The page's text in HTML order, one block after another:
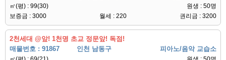
㎡(평) : 99(30)
원생 : 50명
보증금 : 3000
월세 : 220 권리금 : 3200
2천세대 @앞! 1천명 초교 정문앞! 독점!
매물번호 : 91867
인천 남동구 피아노/음악 교습소